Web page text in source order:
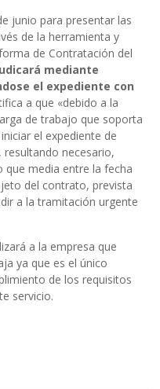
junio para presentar las
de la herramienta y
de Contratación del
mediante
el expediente con
a que «debido a la
de trabajo que soporta
el expediente de
necesario,
que media entre la fecha
del contrato, prevista
a la tramitación urgente
a la empresa que
ya que es el único
de los requisitos
servicio.